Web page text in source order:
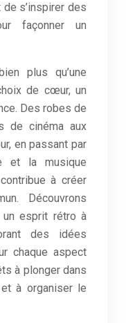
s’inspirer des
façonner un
plus qu’une
de cœur, un
Des robes de
de cinéma aux
en passant par
et la musique
à créer
Découvrons
un esprit rétro à
des idées
chaque aspect
à plonger dans
et à organiser le